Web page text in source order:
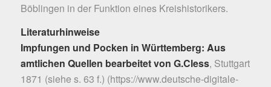
Böblingen in der Funktion eines Kreishistorikers.
Literaturhinweise
Impfungen und Pocken in Württemberg: Aus
amtlichen Quellen bearbeitet von G.Cless, Stuttgart
1871 (siehe s. 63 f.) (https://www.deutsche-digitale-